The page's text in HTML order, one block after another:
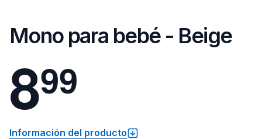
Mono para bebé - Beige
899
Información del producto